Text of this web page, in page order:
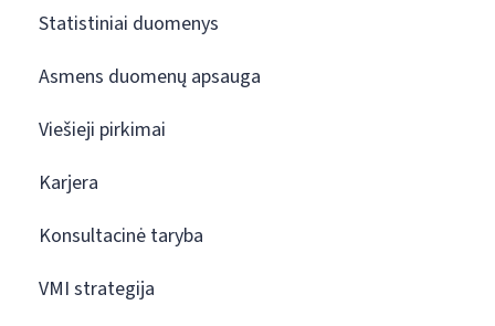
Statistiniai duomenys
Asmens duomenų apsauga
Viešieji pirkimai
Karjera
Konsultacinė taryba
VMI strategija